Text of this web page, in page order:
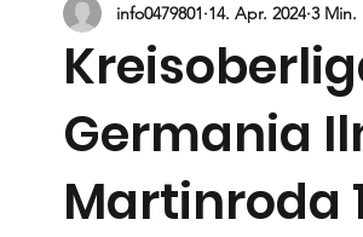
B-Jugend C-Jugend D-Jugend
Germania
Martinroda
info0479801 14. Apr. 2024 3 Min.